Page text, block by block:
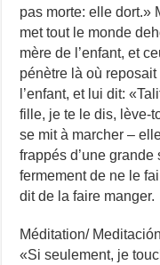
pas morte: elle dort.»
met tout le monde
mère de l’enfant, et
pénètre là où
l’enfant, et lui dit:
fille, je te le dis, lève-
se mit à marcher –
frappés d’une
fermement de ne le
dit de la faire manger.
Méditation/ Meditación
«Si seulement, je